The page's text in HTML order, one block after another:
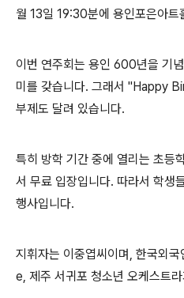
월 13일 19:30분에 용인포은아트
이번 연주회는 용인 600년을 기
미를 갖습니다. 그래서 "Happy
부제도 달려 있습니다.
특히 방학 기간 중에 열리는 초등
서 무료 입장입니다. 따라서 학생
행사입니다.
지휘자는 이중엽씨이며, 한국외
e, 제주 서귀포 청소년 오케스트